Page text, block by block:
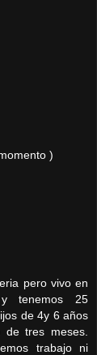
)
pero vivo en
tenemos 25
de 4y 6 años
tres meses.
trabajo ni